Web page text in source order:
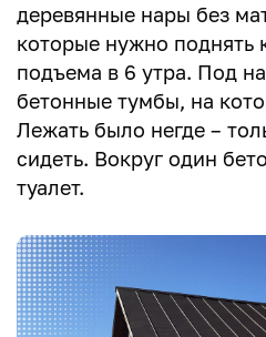
деревянные нары без
которые нужно поднять
подъема в 6 утра. Под
бетонные тумбы, на
Лежать было негде –
сидеть. Вокруг один
туалет.